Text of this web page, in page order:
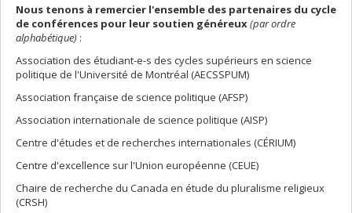
Nous tenons à remercier l'ensemble des partenaires du cycle
de conférences pour leur soutien généreux(par ordre
alphabétique) :
Association des étudiant-e-s des cycles supérieurs en science
politique de l'Université de Montréal (AECSSPUM)
Association française de science politique (AFSP)
Association internationale de science politique (AISP)
Centre d'études et de recherches internationales (CÉRIUM)
Centre d'excellence sur l'Union européenne (CEUE)
Chaire de recherche du Canada en étude du pluralisme religieux
(CRSH)